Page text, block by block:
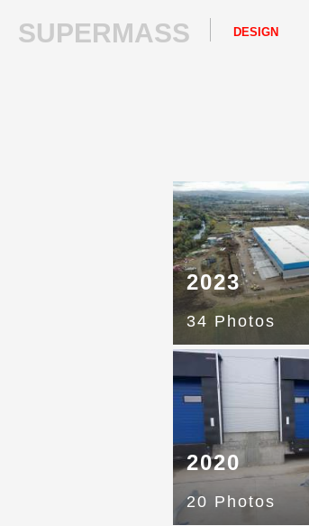
SUPERMASS DESIGN
2023
34 Photos
2020
20 Photos